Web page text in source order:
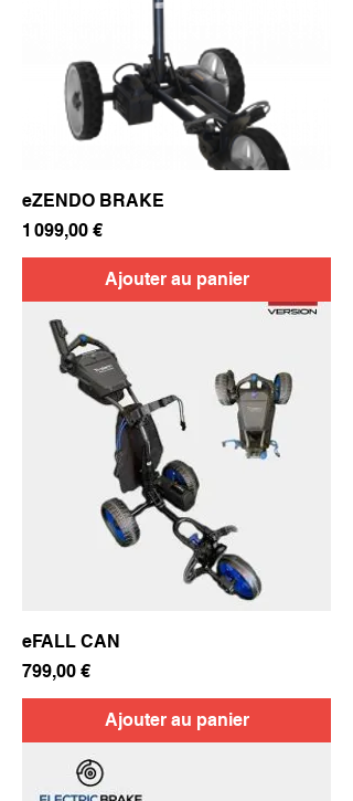
eZENDO BRAKE
Prix
1 099,00 €
Ajouter au panier
eFALL CAN
Prix
799,00 €
Ajouter au panier